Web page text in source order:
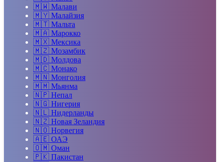
🇲🇼 Малави
🇲🇾 Малайзия
🇲🇹 Мальта
🇲🇦 Марокко
🇲🇽 Мексика
🇲🇿 Мозамбик
🇲🇩 Молдова
🇲🇨 Монако
🇲🇳 Монголия
🇲🇲 Мьянма
🇳🇵 Непал
🇳🇬 Нигерия
🇳🇱 Нидерланды
🇳🇿 Новая Зеландия
🇳🇴 Норвегия
🇦🇪 ОАЭ
🇴🇲 Оман
🇵🇰 Пакистан